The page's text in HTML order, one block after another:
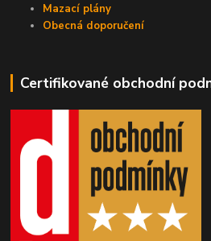
Mazací plány
Obecná doporučení
Certifikované obchodní